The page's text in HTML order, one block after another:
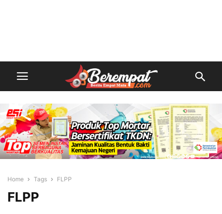
Home Tags FLPP
FLPP